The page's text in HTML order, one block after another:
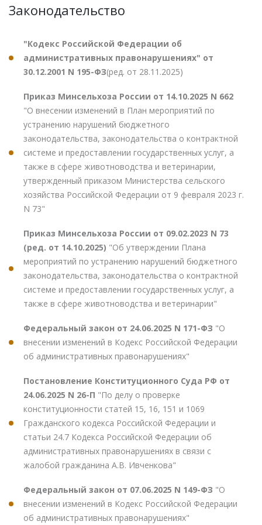
Законодательство
"Кодекс Российской Федерации об
административных правонарушениях" от
30.12.2001 N 195-ФЗ(ред. от 28.11.2025)
Приказ Минсельхоза России от 14.10.2025 N 662
"О внесении изменений в План мероприятий по
устранению нарушений бюджетного
законодательства, законодательства о контрактной
системе и предоставлении государственных услуг, а
также в сфере животноводства и ветеринарии,
утвержденный приказом Министерства сельского
хозяйства Российской Федерации от 9 февраля 2023 г.
N 73"
Приказ Минсельхоза России от 09.02.2023 N 73
(ред. от 14.10.2025) "Об утверждении Плана
мероприятий по устранению нарушений бюджетного
законодательства, законодательства о контрактной
системе и предоставлении государственных услуг, а
также в сфере животноводства и ветеринарии"
Федеральный закон от 24.06.2025 N 171-ФЗ "О
внесении изменений в Кодекс Российской Федерации
об административных правонарушениях"
Постановление Конституционного Суда РФ от
24.06.2025 N 26-П "По делу о проверке
конституционности статей 15, 16, 151 и 1069
Гражданского кодекса Российской Федерации и
статьи 24.7 Кодекса Российской Федерации об
административных правонарушениях в связи с
жалобой гражданина А.В. Ивченкова"
Федеральный закон от 07.06.2025 N 149-ФЗ "О
внесении изменений в Кодекс Российской Федерации
об административных правонарушениях"